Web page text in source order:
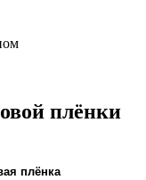
плёнки
плёнка